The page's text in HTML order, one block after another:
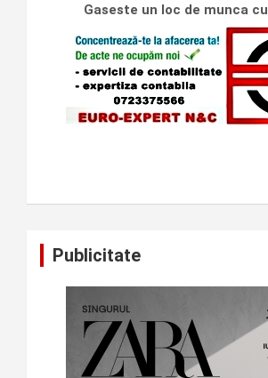
Gaseste un loc de munca cu
Publicitate